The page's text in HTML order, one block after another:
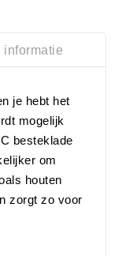
je hebt het
mogelijk
besteklade
om
houten
zorgt zo voor